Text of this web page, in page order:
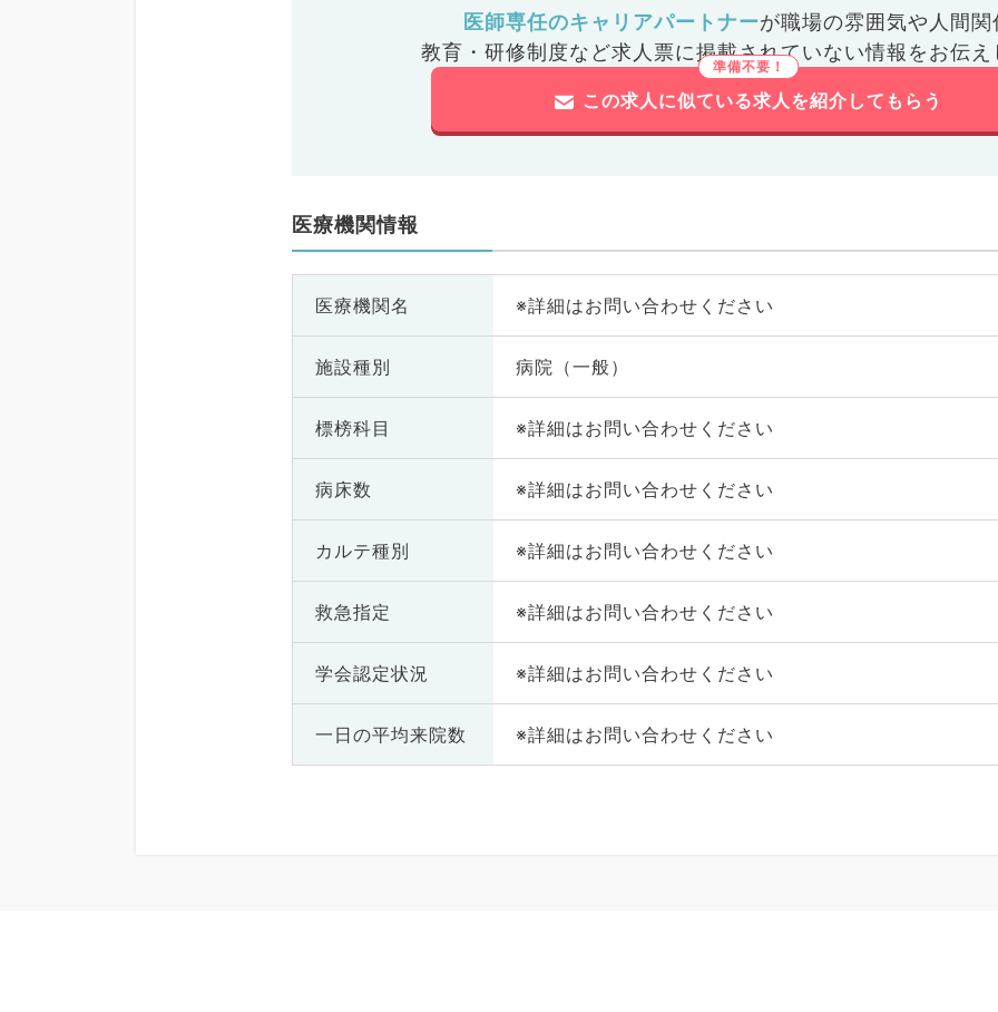
医師専任のキャリアパートナーが職場の雰囲気や人間関
教育・研修制度など求人票に掲載されていない情報をお伝え
この求人に似ている求人を紹介してもらう
医療機関情報
医療機関名 ※詳細はお問い合わせください
施設種別 病院（一般）
標榜科目 ※詳細はお問い合わせください
病床数 ※詳細はお問い合わせください
カルテ種別 ※詳細はお問い合わせください
救急指定 ※詳細はお問い合わせください
学会認定状況 ※詳細はお問い合わせください
一日の平均来院数 ※詳細はお問い合わせください